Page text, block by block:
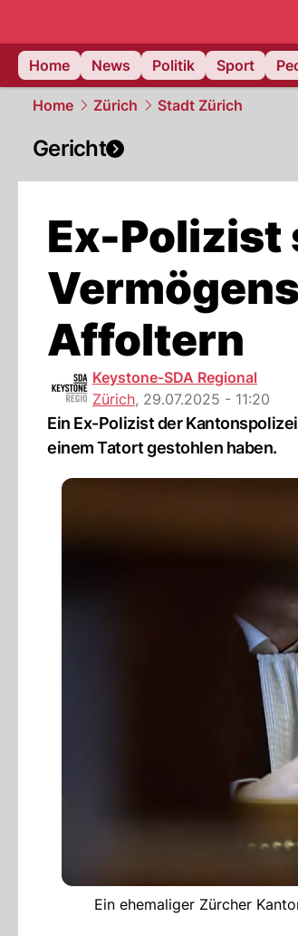
Home
News Politik Sport
Home Zürich Stadt Zürich
Gericht
Ex-Polizist
Affoltern
Keystone-SDA Regional
Zürich, 29.07.2025 - 11:20
Ein Ex-Polizist der
einem Tatort gestohlen haben.
Ein ehemaliger Zürcher